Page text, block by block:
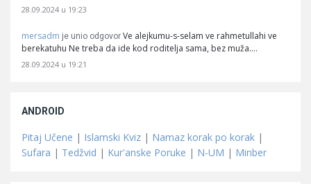
28.09.2024 u 19:23
mersadm je unio odgovor Ve alejkumu-s-selam ve rahmetullahi ve
berekatuhu Ne treba da ide kod roditelja sama, bez muža.…
28.09.2024 u 19:21
ANDROID
Pitaj Učene | Islamski Kviz | Namaz korak po korak |
Sufara | Tedžvid | Kur'anske Poruke | N-UM | Minber